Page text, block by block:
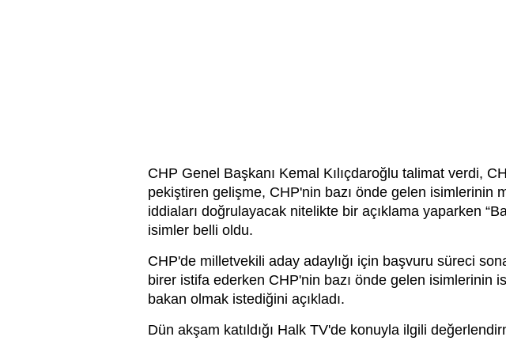
CHP Genel Başkanı Kemal Kılıçdaroğlu talimat verdi,
pekiştiren gelişme, CHP'nin bazı önde gelen isimlerinin
iddiaları doğrulayacak nitelikte bir açıklama yaparken
isimler belli oldu.
CHP'de milletvekili aday adaylığı için başvuru süreci
birer istifa ederken CHP'nin bazı önde gelen isimlerinin
bakan olmak istediğini açıkladı.
Dün akşam katıldığı Halk TV'de konuyla ilgili